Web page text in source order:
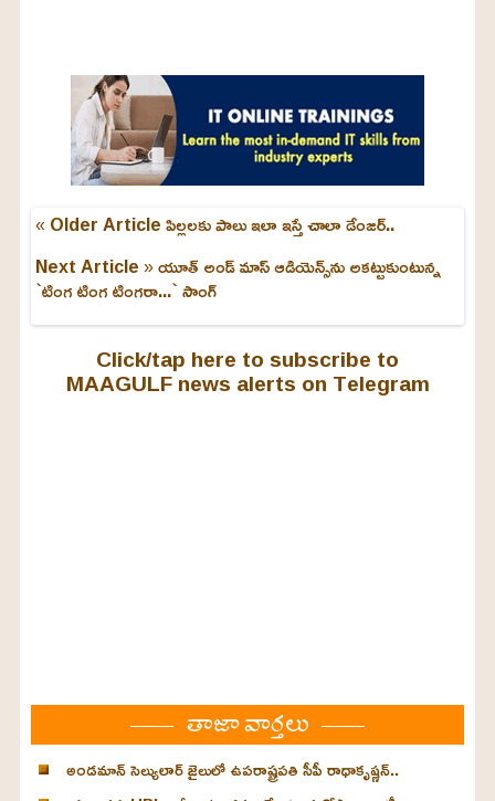
U
n
m
u
t
e
9
%
« Older Articleపిల్లలకు పాలు ఇలా ఇస్తే చాలా డేంజర్..
Next Article »యూత్ అండ్ మాస్ ఆడియెన్స్‌ను అకట్టుకుంటున్న
`టింగ టింగ టింగ‌రా...` సాంగ్‌
Click/tap here to subscribe to
MAAGULF news alerts on Telegram
తాజా వార్తలు
అండమాన్ సెల్యులార్ జైలులో ఉపరాష్ట్రపతి సీపీ రాధాకృష్ణన్..